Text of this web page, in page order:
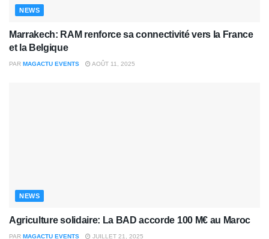
NEWS
Marrakech: RAM renforce sa connectivité vers la France
et la Belgique
PAR MAGACTU EVENTS AOÛT 11, 2025
NEWS
Agriculture solidaire: La BAD accorde 100 M€ au Maroc
PAR MAGACTU EVENTS JUILLET 21, 2025